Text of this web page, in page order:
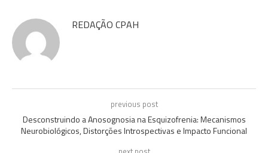
REDAÇÃO CPAH
previous post
Desconstruindo a Anosognosia na Esquizofrenia: Mecanismos
Neurobiológicos, Distorções Introspectivas e Impacto Funcional